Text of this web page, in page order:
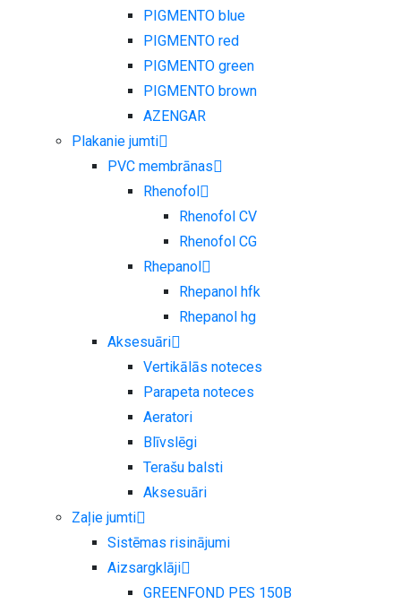
PIGMENTO blue
PIGMENTO red
PIGMENTO green
PIGMENTO brown
AZENGAR
Plakanie jumti
PVC membrānas
Rhenofol
Rhenofol CV
Rhenofol CG
Rhepanol
Rhepanol hfk
Rhepanol hg
Aksesuāri
Vertikālās noteces
Parapeta noteces
Aeratori
Blīvslēgi
Terašu balsti
Aksesuāri
Zaļie jumti
Sistēmas risinājumi
Aizsargklāji
GREENFOND PES 150B